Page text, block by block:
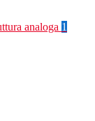
analoga 1